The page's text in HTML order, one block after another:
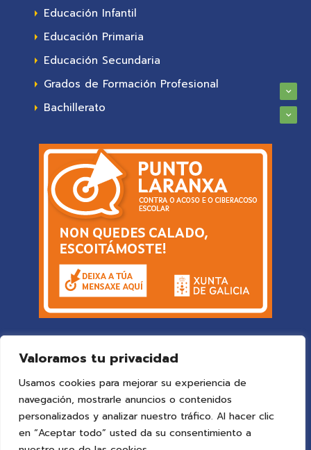
Valoramos tu privacidad
Usamos cookies para mejorar su experiencia de
navegación, mostrarle anuncios o contenidos
personalizados y analizar nuestro tráfico. Al hacer clic
en “Aceptar todo” usted da su consentimiento a
Educación Infantil
Educación Primaria
Educación Secundaria
Grados de Formación Profesional
Bachillerato
© 2025 Colegio Vigoby ideaspropias publicidad&web